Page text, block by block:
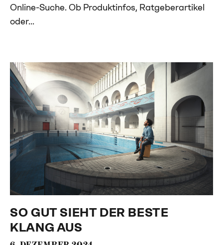
Online-Suche. Ob Produktinfos, Ratgeberartikel
oder...
SO GUT SIEHT DER BESTE
KLANG AUS